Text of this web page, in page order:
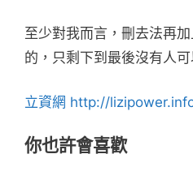
至少對我而言，刪去法再
的，只剩下到最後沒有人
立資網 http://
你也許會喜歡